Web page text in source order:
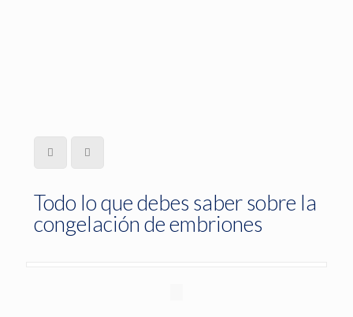
Todo lo que debes saber sobre la
congelación de embriones